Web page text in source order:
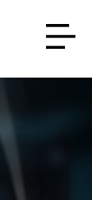
열기